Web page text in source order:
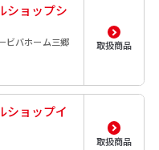
ショップシ
ビバホーム三郷
取扱商品
ショップイ
取扱商品